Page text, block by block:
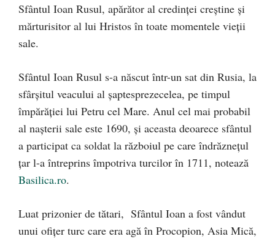
Sfântul Ioan Rusul, apărător al credinței creștine și
mărturisitor al lui Hristos în toate momentele vieții
sale.
Sfântul Ioan Rusul s-a născut într-un sat din Rusia, la
sfârşitul veacului al şaptesprezecelea, pe timpul
împărăţiei lui Petru cel Mare. Anul cel mai probabil
al naşterii sale este 1690, şi aceasta deoarece sfântul
a participat ca soldat la războiul pe care îndrăzneţul
ţar l-a întreprins împotriva turcilor în 1711, notează
Basilica.ro.
Luat prizonier de tătari, Sfântul Ioan a fost vândut
unui ofiţer turc care era agă în Procopion, Asia Mică,